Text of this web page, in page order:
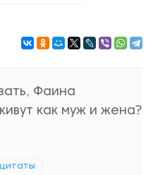
Фаина
как муж и жена?